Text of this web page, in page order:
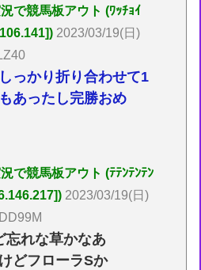
で競馬板アウト (ﾜｯﾁｮｲ
2023/03/19(日)
っかり折り合わせて1
あったし完勝おめ
で競馬板アウト (ﾃﾃﾝﾃﾝﾃﾝ
2023/03/19(日)
忘れな草かなあ
どフローラSか